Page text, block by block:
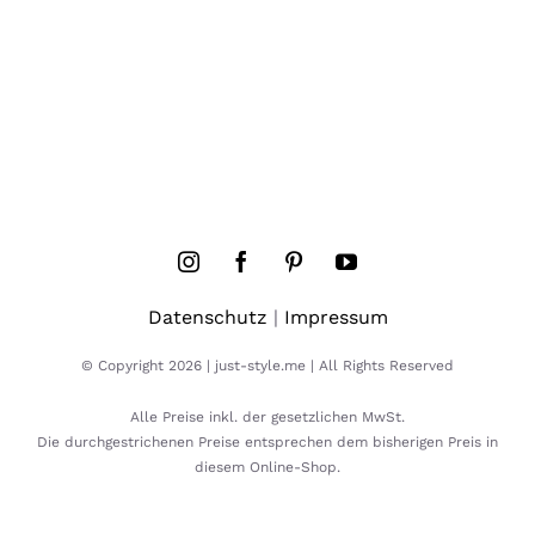
Datenschutz | Impressum
© Copyright 2026 | just-style.me | All Rights Reserved
Alle Preise inkl. der gesetzlichen MwSt.
Die durchgestrichenen Preise entsprechen dem bisherigen Preis in
diesem Online-Shop.